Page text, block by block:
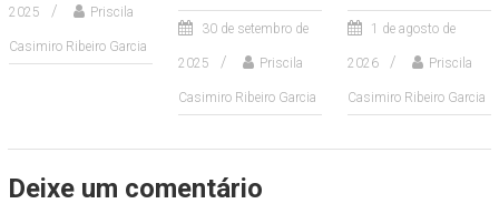
2025 Priscila
Casimiro Ribeiro Garcia
30 de setembro de
2025 Priscila
Casimiro Ribeiro Garcia
1 de agosto de
2026 Priscila
Casimiro Ribeiro Garcia
Deixe um comentário